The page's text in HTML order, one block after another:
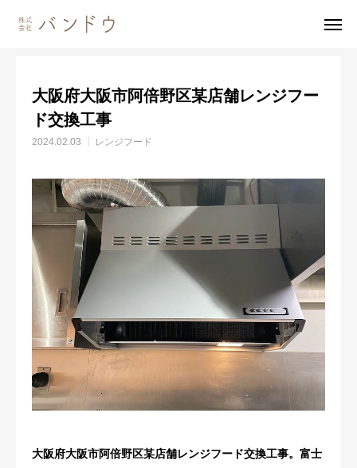
施工事例 レンジフード 大阪府大阪市阿倍野区某店舗レンジフード交換工事
大阪府大阪市阿倍野区某店舗レンジフー
ド交換工事
2024.02.03 レンジフード
大阪府大阪市阿倍野区某店舗レンジフード交換工事。富士
無料見積・お問い合わせ
施工風景
事業内容
会社案内
事業内容
施工事例
商品紹介
修理・配管洗浄